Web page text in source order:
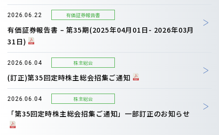
2026.06.22 有価証券報告書
有価証券報告書 – 第35期(2025年04月01日- 2026年03月
31日)
2026.06.04 株主総会
(訂正)第35回定時株主総会招集ご通知
2026.06.04 株主総会
「第35回定時株主総会招集ご通知」一部訂正のお知らせ